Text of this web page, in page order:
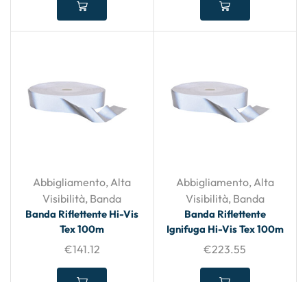
Abbigliamento,Alta
Visibilità, Banda
Banda Riflettente Hi-Vis
Tex 100m
€141.12
Abbigliamento,Alta
Visibilità, Banda
Banda Riflettente
Ignifuga Hi-Vis Tex 100m
€223.55